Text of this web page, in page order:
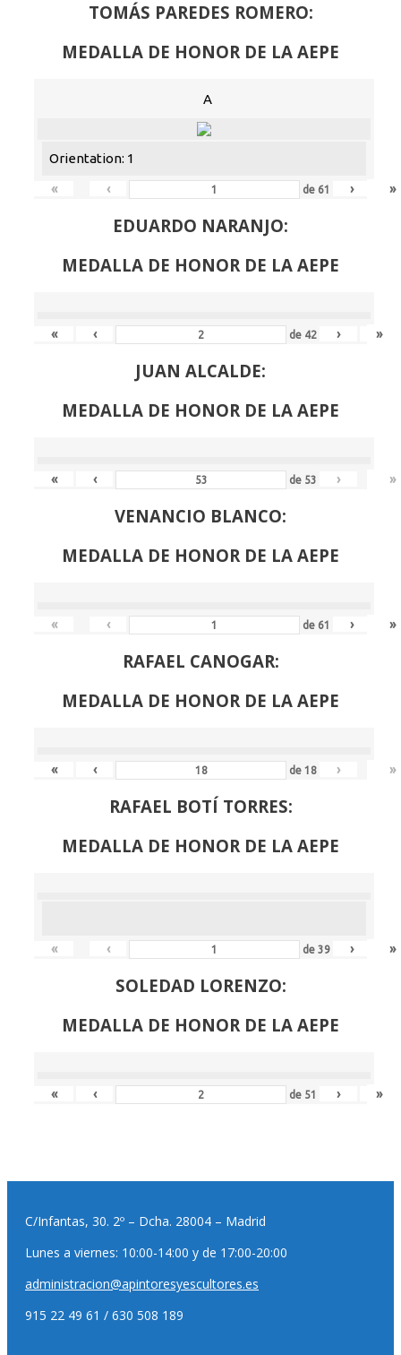
TOMÁS PAREDES ROMERO:
MEDALLA DE HONOR DE LA AEPE
A
Orientation: 1
«
‹ de 61 › »
EDUARDO NARANJO:
MEDALLA DE HONOR DE LA AEPE
« ‹ de 42 › »
JUAN ALCALDE:
MEDALLA DE HONOR DE LA AEPE
« ‹ de 53 › »
VENANCIO BLANCO:
MEDALLA DE HONOR DE LA AEPE
« ‹ de 61 › »
RAFAEL CANOGAR:
MEDALLA DE HONOR DE LA AEPE
« ‹ de18 › »
RAFAEL BOTÍ TORRES:
MEDALLA DE HONOR DE LA AEPE
« ‹ de39 › »
SOLEDAD LORENZO:
MEDALLA DE HONOR DE LA AEPE
« ‹ de 51 › »
C/Infantas, 30. 2º – Dcha. 28004 – Madrid
Lunes a viernes: 10:00-14:00 y de 17:00-20:00
administracion@apintoresyescultores.es
915 22 49 61 / 630 508 189